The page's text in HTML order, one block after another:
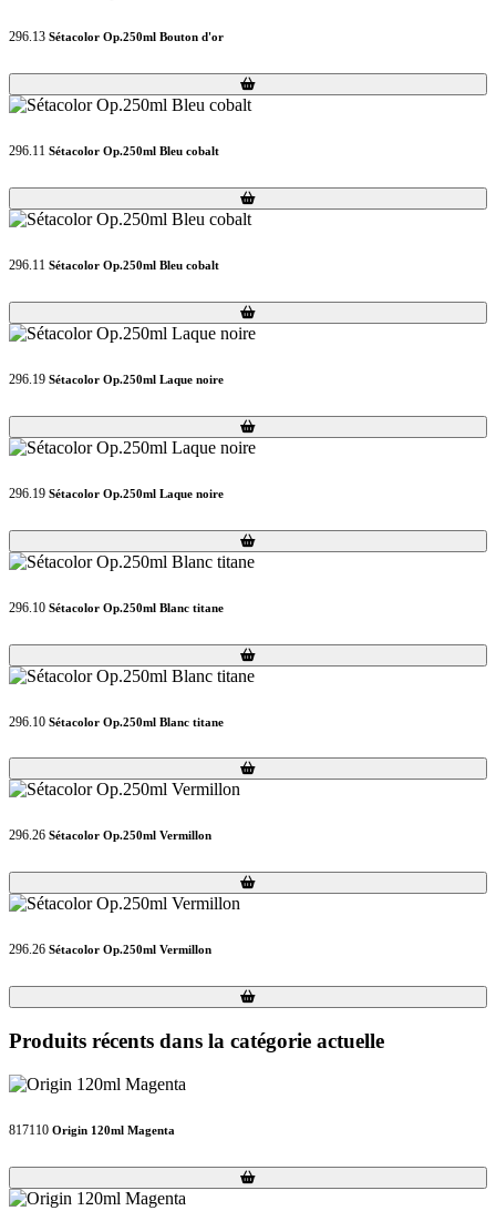
296.13 Sétacolor Op.250ml Bouton d'or
Loading...
Loading...
296.11 Sétacolor Op.250ml Bleu cobalt
Loading...
Loading...
296.11 Sétacolor Op.250ml Bleu cobalt
Loading...
Loading...
296.19 Sétacolor Op.250ml Laque noire
Loading...
Loading...
296.19 Sétacolor Op.250ml Laque noire
Loading...
Loading...
296.10 Sétacolor Op.250ml Blanc titane
Loading...
Loading...
296.10 Sétacolor Op.250ml Blanc titane
Loading...
Loading...
296.26 Sétacolor Op.250ml Vermillon
Loading...
Loading...
296.26 Sétacolor Op.250ml Vermillon
Loading...
Loading...
Produits récents dans la catégorie actuelle
817110 Origin 120ml Magenta
Loading...
Loading...